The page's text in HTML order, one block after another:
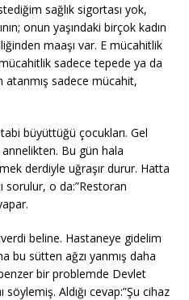
sağlık sigortası yok,
onun yaşındaki birçok kadın
maaşı var. E mücahitlik
sadece tepede ya da
atanmış sadece mücahit,
büyüttüğü çocukları. Gel
Bu gün hala
derdiyle uğraşır durur. Hatta
sorulur, o da:”Restoran
beline. Hastaneye gidelim
bu sütten ağzı yanmış daha
benzer bir problemde Devlet
söylemiş. Aldığı cevap:”Şu cihaz